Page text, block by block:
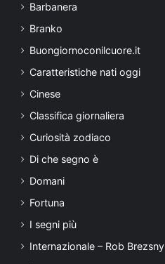
Barbanera
Branko
Buongiornoconilcuore.it
Caratteristiche nati oggi
Cinese
Classifica giornaliera
Curiosità zodiaco
Di che segno è
Domani
Fortuna
I segni più
Internazionale – Rob Brezsny